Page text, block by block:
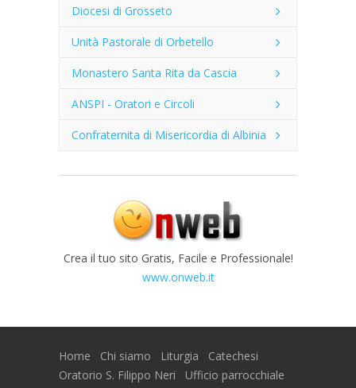
Diocesi di Grosseto
Unità Pastorale di Orbetello
Monastero Santa Rita da Cascia
ANSPI - Oratori e Circoli
Confraternita di Misericordia di Albinia
Crea il tuo sito Gratis, Facile e Professionale!
www.onweb.it
Home Chi siamo Liturgia
Catechesi
Oratorio S. Filippo Neri
Ufficio parrocchiale